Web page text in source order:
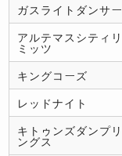
ガスライトダンサー
アルテマスシティリ
ミッツ
キングコーズ
レッドナイト
キトゥンズダンプリ
ングス